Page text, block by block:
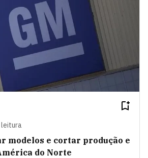
leitura
modelos e cortar produção e
do Norte